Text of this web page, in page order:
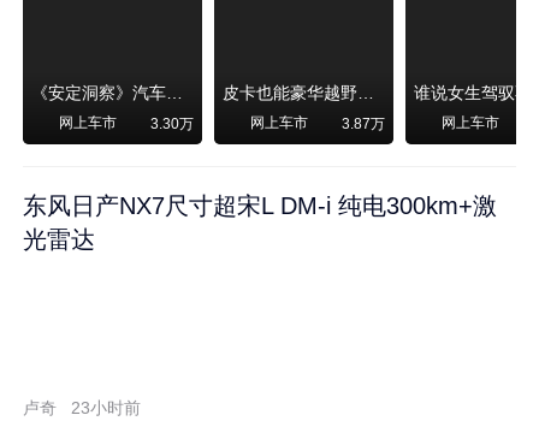
《安定洞察》汽车烧不烧油，和石油安全无关！
网上车市 3.30万
皮卡也能豪华越野！纵横F700上市，限时卖29.99万起
网上车市 3.87万 网上车市
东风日产NX7尺寸超宋L DM-i 纯电300km+激
光雷达
卢奇 23小时前